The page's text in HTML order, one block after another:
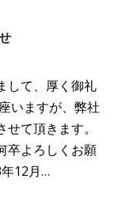
して、厚く御礼
いますが、弊社
て頂きます。
卒よろしくお願
12月…